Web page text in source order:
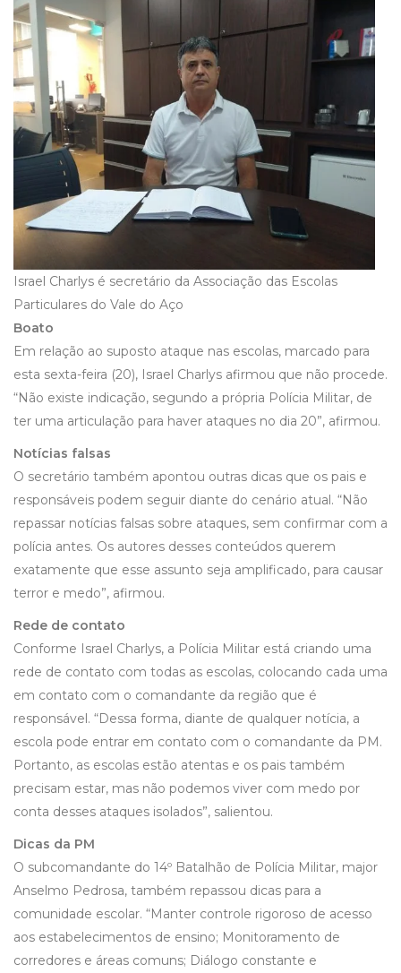
Israel Charlys é secretário da Associação das Escolas
Particulares do Vale do Aço
Boato
Em relação ao suposto ataque nas escolas, marcado para
esta sexta-feira (20), Israel Charlys afirmou que não procede.
“Não existe indicação, segundo a própria Polícia Militar, de
ter uma articulação para haver ataques no dia 20”, afirmou.
Notícias falsas
O secretário também apontou outras dicas que os pais e
responsáveis podem seguir diante do cenário atual. “Não
repassar notícias falsas sobre ataques, sem confirmar com a
polícia antes. Os autores desses conteúdos querem
exatamente que esse assunto seja amplificado, para causar
terror e medo”, afirmou.
Rede de contato
Conforme Israel Charlys, a Polícia Militar está criando uma
rede de contato com todas as escolas, colocando cada uma
em contato com o comandante da região que é
responsável. “Dessa forma, diante de qualquer notícia, a
escola pode entrar em contato com o comandante da PM.
Portanto, as escolas estão atentas e os pais também
precisam estar, mas não podemos viver com medo por
conta desses ataques isolados”, salientou.
Dicas da PM
O subcomandante do 14º Batalhão de Polícia Militar, major
Anselmo Pedrosa, também repassou dicas para a
comunidade escolar. “Manter controle rigoroso de acesso
aos estabelecimentos de ensino; Monitoramento de
corredores e áreas comuns; Diálogo constante e